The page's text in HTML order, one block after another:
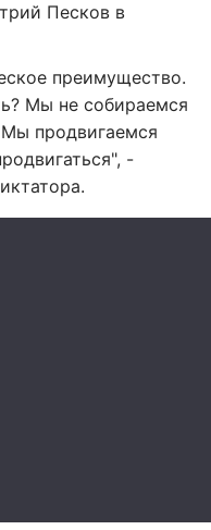
Песков в
преимущество.
Мы не собираемся
продвигаемся
-